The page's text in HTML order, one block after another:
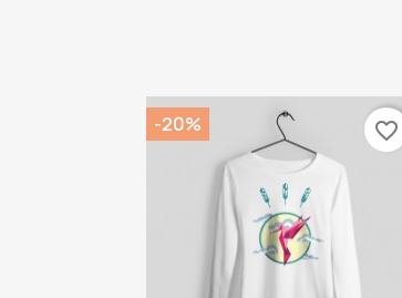
-20% favorite_border